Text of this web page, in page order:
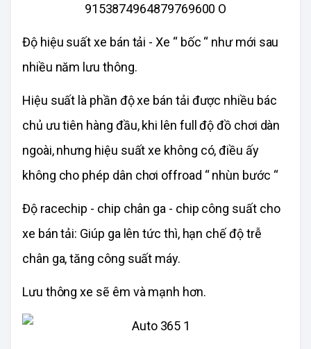
Độ hiệu suất xe bán tải - Xe “ bốc “ như mới sau
nhiều năm lưu thông.
Hiệu suất là phần độ xe bán tải được nhiều bác
chủ ưu tiên hàng đầu, khi lên full độ đồ chơi dàn
ngoài, nhưng hiệu suất xe không có, điều ấy
không cho phép dân chơi offroad “ nhùn bước “
Độ racechip - chip chân ga - chip công suất cho
xe bán tải: Giúp ga lên tức thì, hạn chế độ trễ
chân ga, tăng công suất máy.
Lưu thông xe sẽ êm và mạnh hơn.